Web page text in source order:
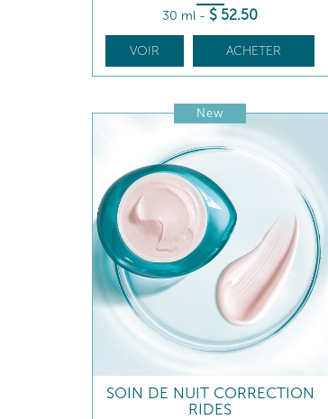
30 ml - $ 52.50
VOIR ACHETER
New
SOIN DE NUIT CORRECTION
RIDES